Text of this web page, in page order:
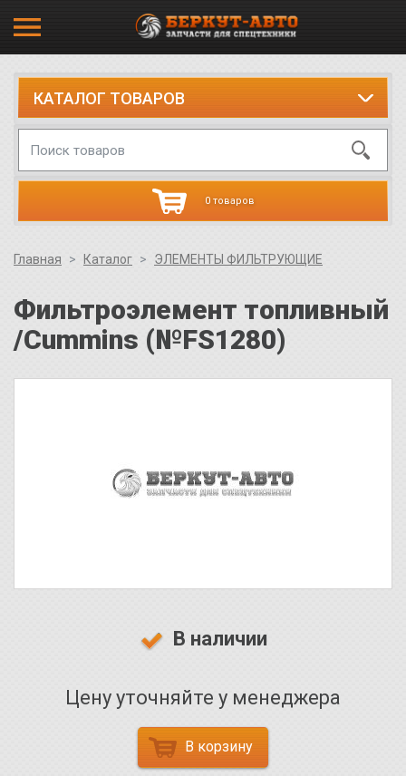
КАТАЛОГ ТОВАРОВ
0 товаров
Главная Каталог ЭЛЕМЕНТЫ ФИЛЬТРУЮЩИЕ
Фильтроэлемент топливный
/Cummins (№FS1280)
В наличии
Цену уточняйте у менеджера
В корзину